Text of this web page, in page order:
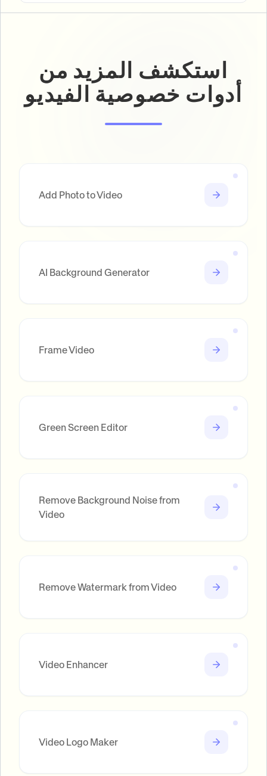
استكشف المزيد من
أدوات خصوصية الفيديو
Add Photo to Video
AI Background Generator
Frame Video
Green Screen Editor
Remove Background Noise from
Video
Remove Watermark from Video
Video Enhancer
Video Logo Maker